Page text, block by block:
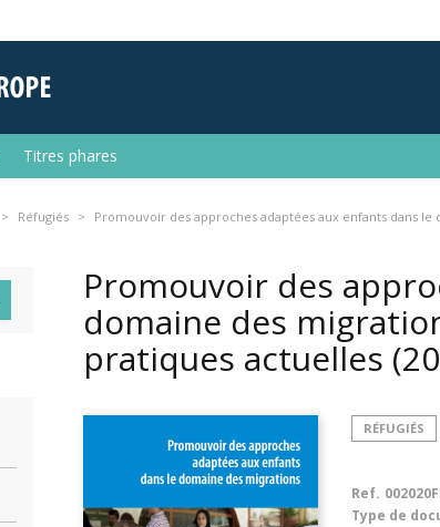
Titres phares
Réfugiés Promouvoir des approches adaptées aux enfants dans
Promouvoir des
domaine des
pratiques actuelles
RÉFUGIÉS
Ref.
Type de